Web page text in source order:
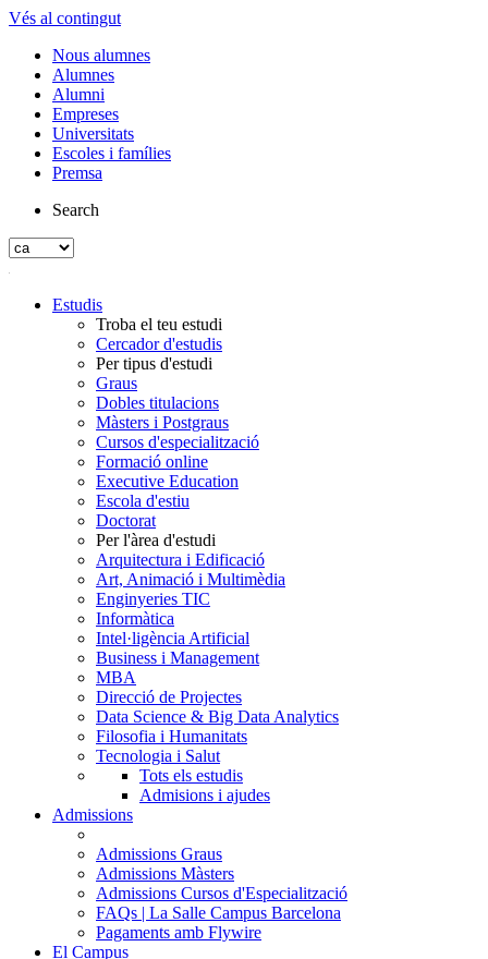
Vés al contingut
Nous alumnes
Alumnes
Alumni
Empreses
Universitats
Escoles i famílies
Premsa
Search
Estudis
Troba el teu estudi
Cercador d'estudis
Per tipus d'estudi
Graus
Dobles titulacions
Màsters i Postgraus
Cursos d'especialització
Formació online
Executive Education
Escola d'estiu
Doctorat
Per l'àrea d'estudi
Arquitectura i Edificació
Art, Animació i Multimèdia
Enginyeries TIC
Informàtica
Intel·ligència Artificial
Business i Management
MBA
Direcció de Projectes
Data Science & Big Data Analytics
Filosofia i Humanitats
Tecnologia i Salut
Tots els estudis
Admisions i ajudes
Admissions
Admissions Graus
Admissions Màsters
Admissions Cursos d'Especialització
FAQs | La Salle Campus Barcelona
Pagaments amb Flywire
El Campus